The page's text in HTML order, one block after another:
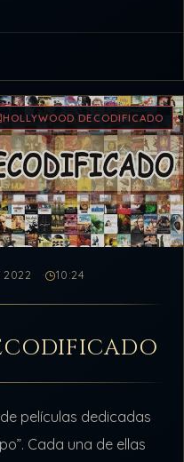
HOLLYWOOD DECODIFICADO
2022 10:24
películas dedicadas
Cada una de ellas